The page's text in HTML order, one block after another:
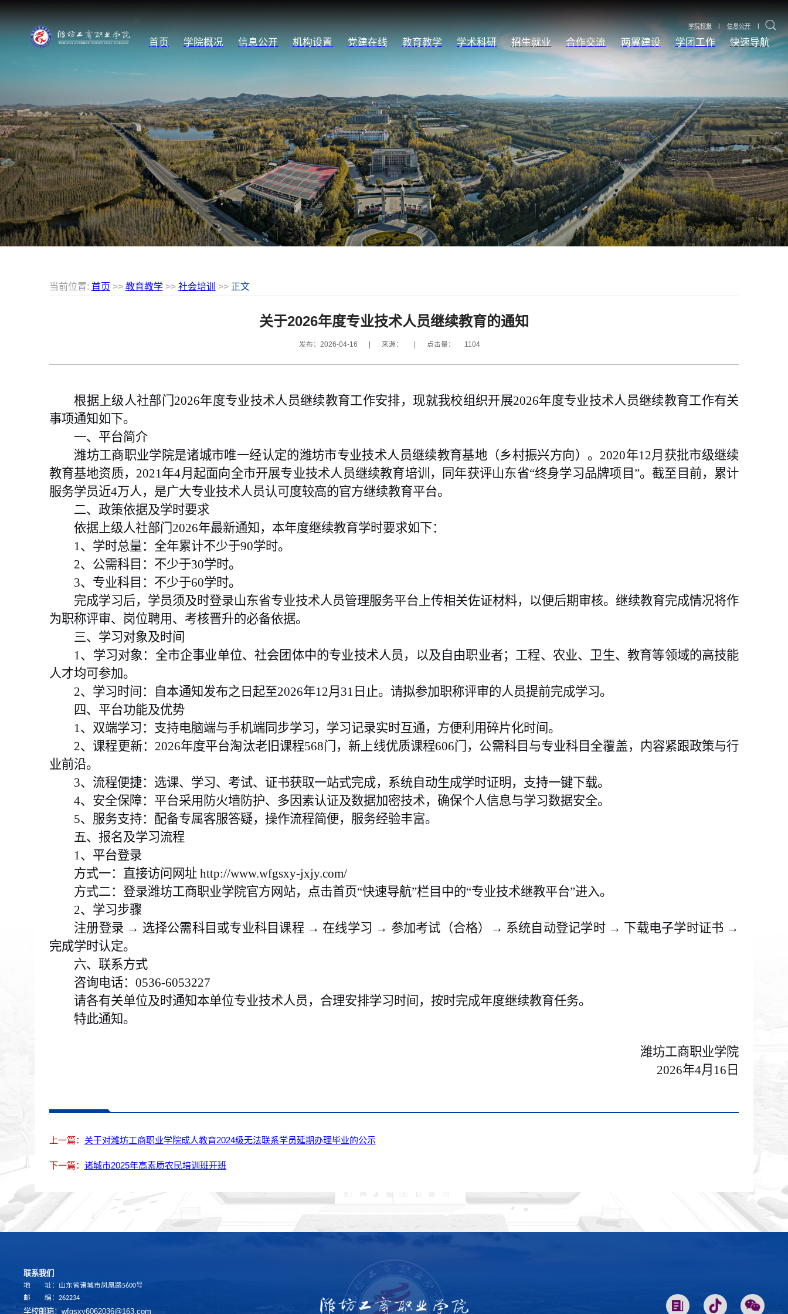
学院校报 | 信息公开 |
首页 学院概况 信息公开 机构设置 党建在线 教育教学 学术科研 招生就业 合作交流 两翼建设 学团工作 快速导航
当前位置: 首页 >> 教育教学>> 社会培训 >> 正文
关于2026年度专业技术人员继续教育的通知
发布：2026-04-16 | 来源： | 点击量： 1104
根据上级人社部门2026年度专业技术人员继续教育工作安排，现就我校组织开展2026年度专业技术人员继续教育工作有关
事项通知如下。
一、平台简介
潍坊工商职业学院是诸城市唯一经认定的潍坊市专业技术人员继续教育基地（乡村振兴方向）。2020年12月获批市级继续
教育基地资质，2021年4月起面向全市开展专业技术人员继续教育培训，同年获评山东省“终身学习品牌项目”。截至目前，累计
服务学员近4万人，是广大专业技术人员认可度较高的官方继续教育平台。
二、政策依据及学时要求
依据上级人社部门2026年最新通知，本年度继续教育学时要求如下：
1、 学时总量：全年累计不少于90学时。
2、 公需科目：不少于30学时。
3、 专业科目：不少于60学时。
完成学习后，学员须及时登录山东省专业技术人员管理服务平台上传相关佐证材料，以便后期审核。继续教育完成情况将作
为职称评审、岗位聘用、考核晋升的必备依据。
三、学习对象及时间
1、 学习对象：全市企事业单位、社会团体中的专业技术人员，以及自由职业者；工程、农业、卫生、教育等领域的高技能
人才均可参加。
2、 学习时间：自本通知发布之日起至2026年12月31日止。请拟参加职称评审的人员提前完成学习。
四、平台功能及优势
1、 双端学习：支持电脑端与手机端同步学习，学习记录实时互通，方便利用碎片化时间。
2、 课程更新：2026年度平台淘汰老旧课程568门，新上线优质课程606门，公需科目与专业科目全覆盖，内容紧跟政策与行
业前沿。
3、 流程便捷：选课、学习、考试、证书获取一站式完成，系统自动生成学时证明，支持一键下载。
4、 安全保障：平台采用防火墙防护、多因素认证及数据加密技术，确保个人信息与学习数据安全。
5、 服务支持：配备专属客服答疑，操作流程简便，服务经验丰富。
五、报名及学习流程
1、 平台登录
方式一：直接访问网址 http://www.wfgsxy-jxjy.com/
方式二：登录潍坊工商职业学院官方网站，点击首页“快速导航”栏目中的“专业技术继教平台”进入。
2、 学习步骤
注册登录 → 选择公需科目或专业科目课程 → 在线学习 → 参加考试（合格）→ 系统自动登记学时 → 下载电子学时证书 →
完成学时认定。
六、联系方式
咨询电话：0536-6053227
请各有关单位及时通知本单位专业技术人员，合理安排学习时间，按时完成年度继续教育任务。
特此通知。
潍坊工商职业学院
2026年4月16日
上一篇： 关于对潍坊工商职业学院成人教育2024级无法联系学员延期办理毕业的公示
下一篇： 诸城市2025年高素质农民培训班开班
联系我们
地 址：山东省诸城市凤凰路5600号
邮 编：262234
学校邮箱：wfgsxy6062036@163.com